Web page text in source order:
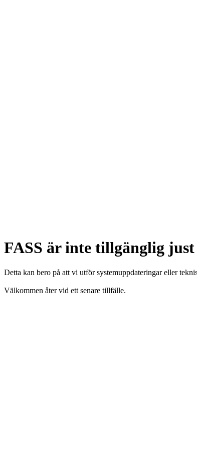
FASS är inte tillgänglig
Detta kan bero på att vi utför systemuppdateringar eller
Välkommen åter vid ett senare tillfälle.